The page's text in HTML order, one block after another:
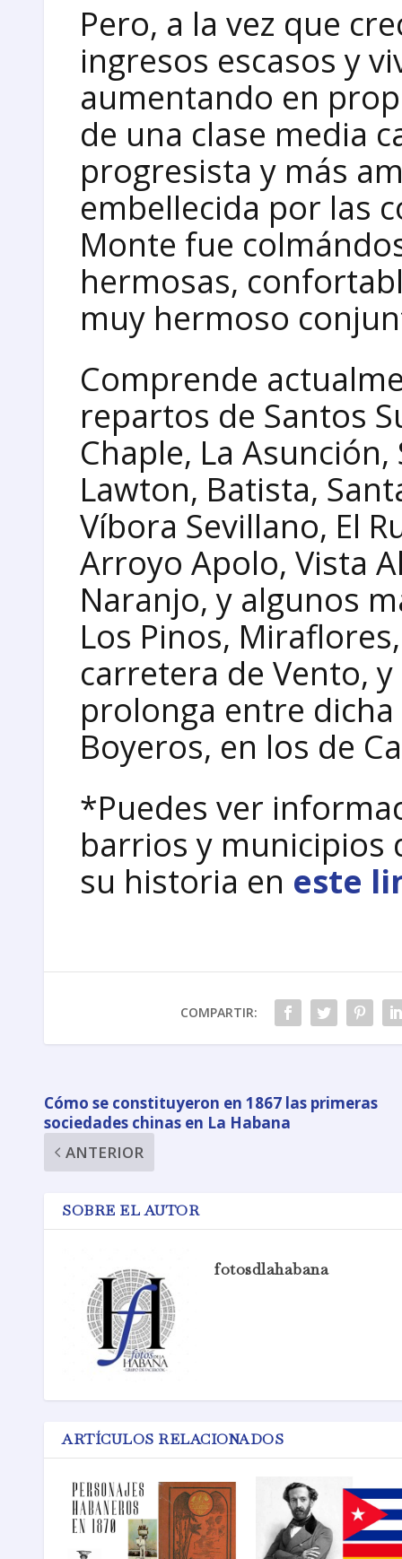
Pero, a la vez que
ingresos escasos y
aumentando en
de una clase media
progresista y más
embellecida por las
Monte fue
hermosas,
muy hermoso
Comprende
repartos de Santos
Chaple, La
Lawton, Batista,
Víbora Sevillano, El
Arroyo Apolo, Vista
Naranjo, y algunos
Los Pinos,
carretera de Vento,
prolonga entre dicha
Boyeros, en los de
*Puedes ver
barrios y municipios
su historia en este
COMPARTIR:
Cómo se constituyeron en 1867 las primeras
sociedades chinas en La Habana
ANTERIOR
SOBRE EL AUTOR
fotosdlahabana
ARTÍCULOS RELACIONADOS